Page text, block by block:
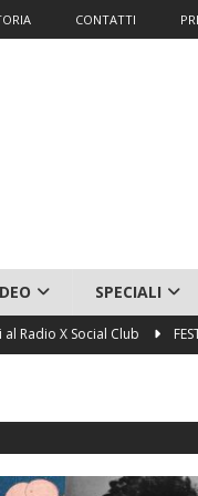
CONTATTI
SPECIALI
Radio X Social Club
(Escalaplano)
TEMPUS